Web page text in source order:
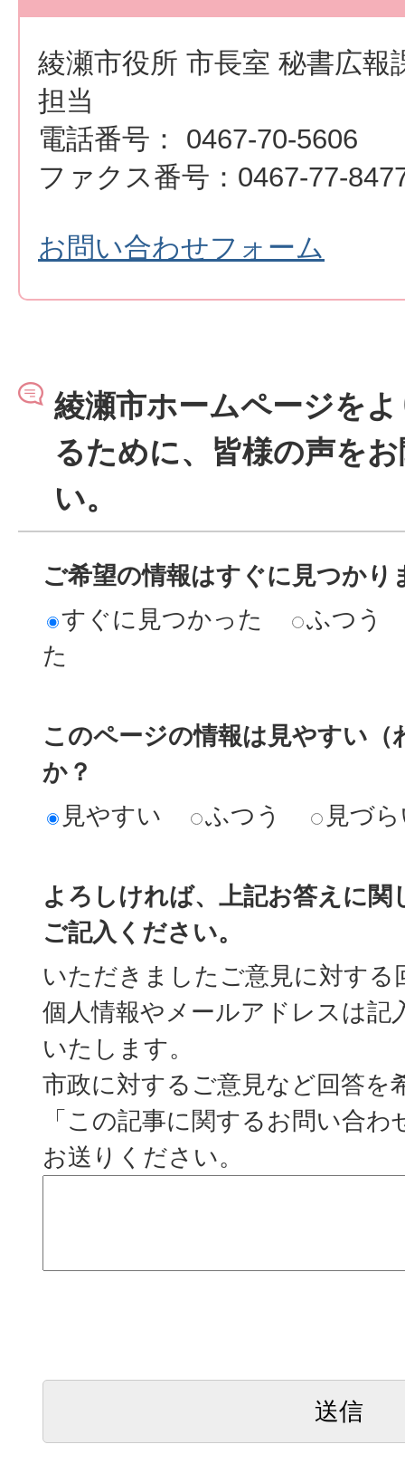
綾瀬市役所 市長室 秘書広報
担当
電話番号： 0467-70-5606
ファクス番号：0467-77-
お問い合わせフォーム
綾瀬市ホームページを
るために、皆様の声を
い。
ご希望の情報はすぐに見つかり
すぐに見つかった
ふつう
た
このページの情報は見やすい
か？
見やすい
ふつう 見づ
よろしければ、上記お答えに関
ご記入ください。
いただきましたご意見に対する
個人情報やメールアドレスは記
いたします。
市政に対するご意見など回答を
「この記事に関するお問い合
お送りください。